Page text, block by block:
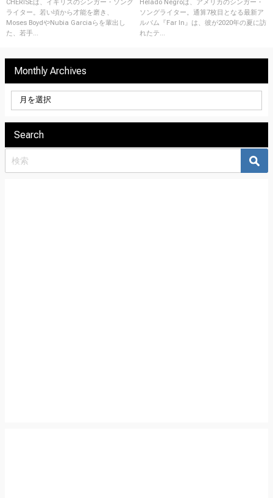
CHERISEは、イギリスのシンガー・ソング
ライター。若い頃から才能を磨き、
Moses BoydやNubia Garciaらを輩出し
た、若手...
Helado Negroは、アメリカのシンガー・
ソングライター。通算7枚目となる最新ア
ルバム『Far In』は、彼が2020年の夏に訪
れたテ...
Monthly Archives
Search